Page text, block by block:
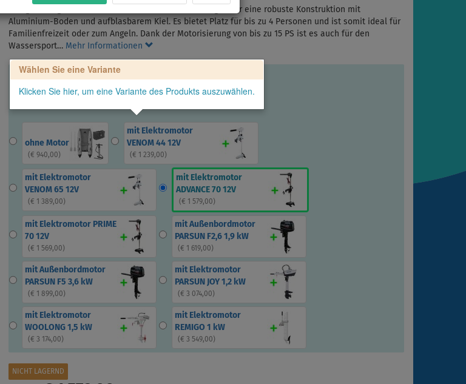
Das geräumige Schlauchboot Gladiator C330 AL verfügt über eine robuste Konstruktion mit
Aluminium-Boden und aufblasbarem Kiel. Es bietet Platz für bis zu 4 Personen und ist somit ideal für
Familienfreizeit oder zum Angeln. Dank der Motorisierung von bis zu 15 PS ist es auch für den
Wassersport… Mehr Informationen
Wählen Sie eine Variante
Klicken Sie hier, um eine Variante des Produkts auszuwählen.
ohne Motor
(€ 940,00)
mit Elektromotor
VENOM 44 12V
(€ 1 239,00)
mit Elektromotor
VENOM 65 12V
(€ 1 389,00)
mit Elektromotor
ADVANCE 70 12V
(€ 1 579,00)
mit Elektromotor PRIME
70 12V
(€ 1 569,00)
mit Außenbordmotor
PARSUN F2,6 1,9 kW
(€ 1 619,00)
mit Außenbordmotor
PARSUN F5 3,6 kW
(€ 1 899,00)
mit Elektromotor
PARSUN JOY 1,2 kW
(€ 3 074,00)
mit Elektromotor
WOOLONG 1,5 kW
(€ 3 174,00)
mit Elektromotor
REMIGO 1 kW
(€ 3 549,00)
NICHT LAGERND